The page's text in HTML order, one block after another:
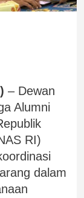
– Dewan
Alumni
RI)
dalam